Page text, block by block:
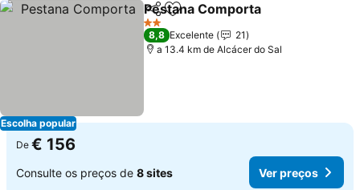
Escolha popular
PartilharAdicionar aos favoritos
Pestana Comporta
2 Estrelas
8,8 Excelente
21
a 13.4 km de Alcácer do Sal
De € 156
Consulte os preços de 8 sites Ver preços